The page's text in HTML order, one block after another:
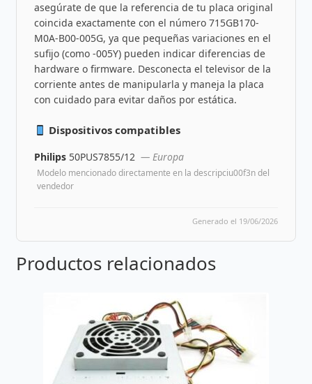
asegúrate de que la referencia de tu placa original
coincida exactamente con el número 715GB170-
M0A-B00-005G, ya que pequeñas variaciones en el
sufijo (como -005Y) pueden indicar diferencias de
hardware o firmware. Desconecta el televisor de la
corriente antes de manipularla y maneja la placa
con cuidado para evitar daños por estática.
Dispositivos compatibles
Philips 50PUS7855/12 — Europa
Modelo mencionado directamente en la descripciu00f3n del
vendedor
Generado el 19/06/2026
Productos relacionados